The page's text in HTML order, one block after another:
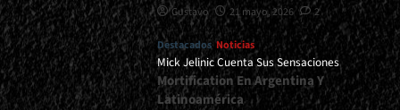
Gustavo 21 mayo, 2026 2
Destacados Noticias
Mick Jelinic Cuenta Sus Sensaciones
Mortification En Argentina Y
Latinoamérica